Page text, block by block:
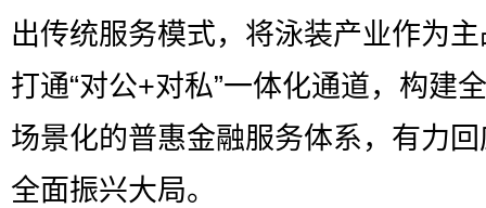
出传统服务模式，将泳装产业作为
打通“对公+对私”一体化通道，构建
场景化的普惠金融服务体系，有力
全面振兴大局。